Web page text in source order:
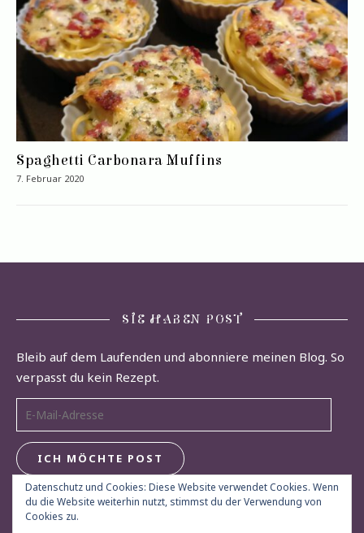
Spaghetti Carbonara Muffins
7. Februar 2020
SIE HABEN POST
Bleib auf dem Laufenden und abonniere meinen Blog. So
verpasst du kein Rezept.
E-Mail-Adresse
ICH MÖCHTE POST
Datenschutz und Cookies: Diese Website verwendet Cookies. Wenn
du die Website weiterhin nutzt, stimmst du der Verwendung von
Cookies zu.